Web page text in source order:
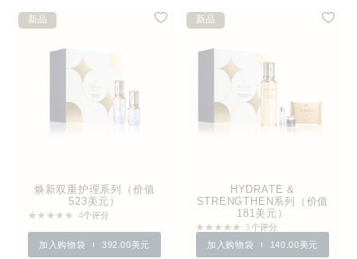
新品
焕新双重护理系列（价值
523美元）
4个评分
加入购物袋 392.00美元
新品
HYDRATE &
STRENGTHEN系列（价值
181美元）
3个评分
加入购物袋 140.00美元